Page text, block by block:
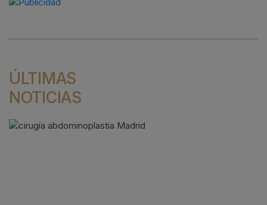
entradas
ÚLTIMAS
NOTICIAS